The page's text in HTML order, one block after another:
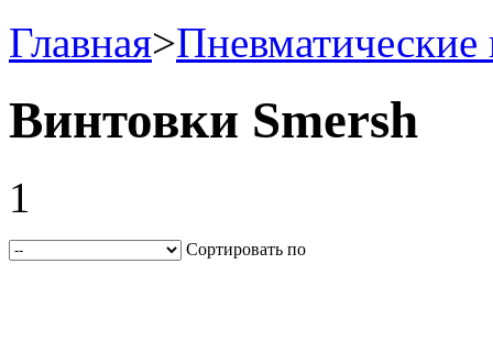
Главная>Пневматические
Винтовки Smersh
1
Сортировать по